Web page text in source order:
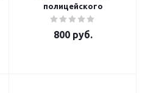
полицейского
800руб.